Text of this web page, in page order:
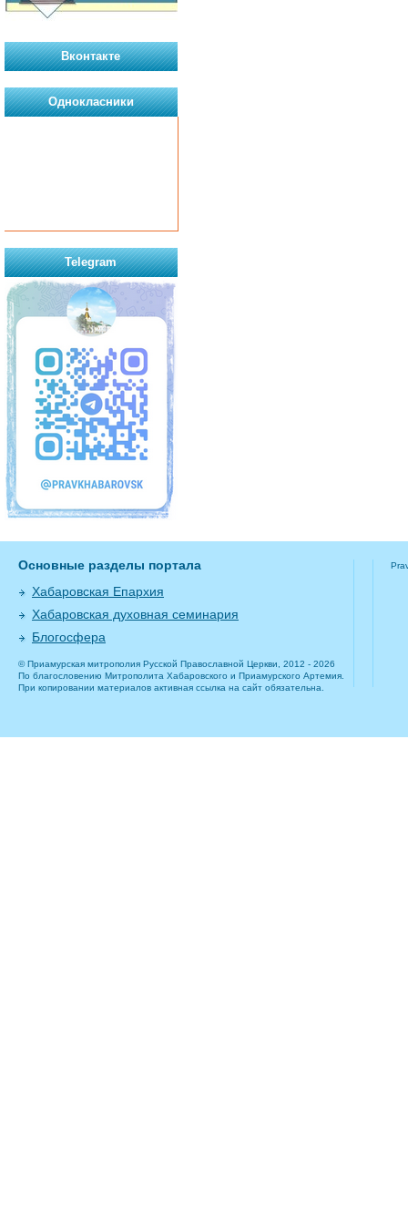
Вконтакте
Однокласники
Telegram
Основные разделы портала
Хабаровская Епархия
Хабаровская духовная семинария
Блогосфера
© Приамурская митрополия Русской Православной Церкви, 2012 - 2026
По благословению Митрополита Хабаровского и Приамурского Артемия.
При копировании материалов активная ссылка на сайт обязательна.